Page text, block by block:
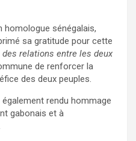
homologue sénégalais,
sa gratitude pour cette
relations entre les deux
de renforcer la
des deux peuples.
rendu hommage
gabonais et à